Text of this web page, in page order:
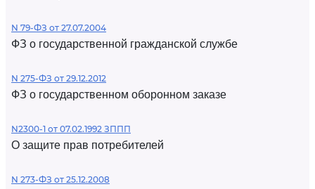
N 79-ФЗ от 27.07.2004
ФЗ о государственной гражданской службе
N 275-ФЗ от 29.12.2012
ФЗ о государственном оборонном заказе
N2300-1 от 07.02.1992 ЗППП
О защите прав потребителей
N 273-ФЗ от 25.12.2008